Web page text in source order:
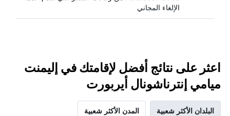
الإلغاء المجاني
اعثر على نتائج أفضل لإقامتك في إليمنت
ميامي إنترناشونال أيربورت
البلدان الأكثر شعبية المدن الأكثر شعبية